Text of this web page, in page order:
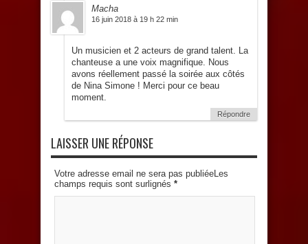
Macha
16 juin 2018 à 19 h 22 min
Un musicien et 2 acteurs de grand talent. La
chanteuse a une voix magnifique. Nous
avons réellement passé la soirée aux côtés
de Nina Simone ! Merci pour ce beau
moment.
Répondre
LAISSER UNE RÉPONSE
Votre adresse email ne sera pas publiéeLes
champs requis sont surlignés *